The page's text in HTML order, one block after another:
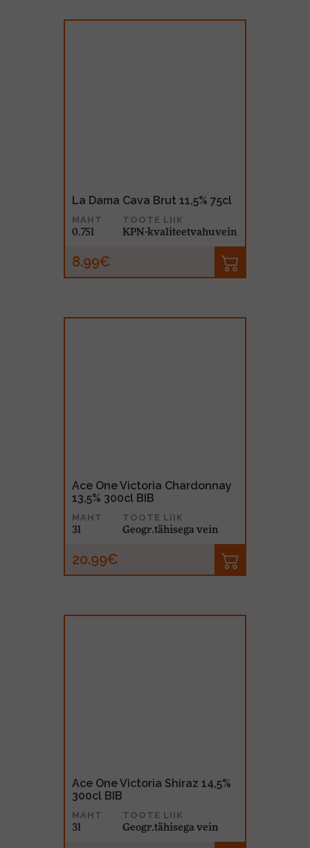
La Dama Cava Brut 11,5% 75cl
MAHT
0.75l
TOOTE LIIK
KPN-kvaliteetvahuvein
8.99€
Ace One Victoria Chardonnay
13,5% 300cl BIB
MAHT
3l
TOOTE LIIK
Geogr.tähisega vein
20.99€
Ace One Victoria Shiraz 14,5%
300cl BIB
MAHT
3l
TOOTE LIIK
Geogr.tähisega vein